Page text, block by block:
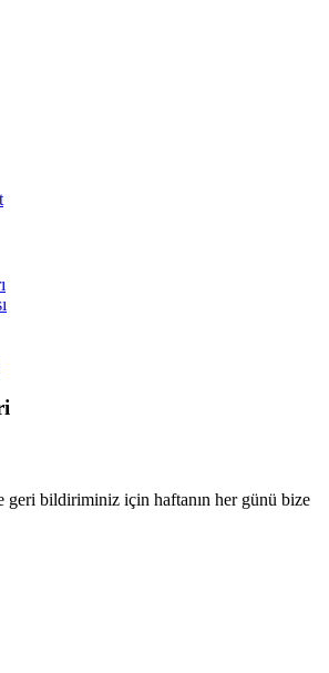
geri bildiriminiz için haftanın her günü bize